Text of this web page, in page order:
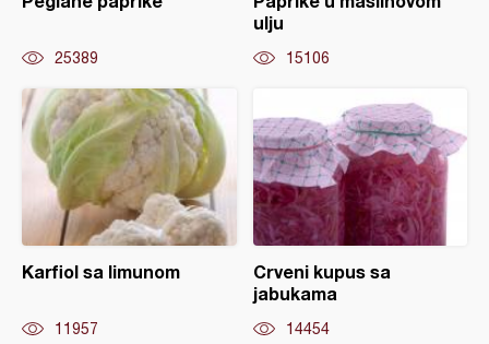
25389
ulju
15106
Karfiol sa limunom
11957
Crveni kupus sa
jabukama
14454